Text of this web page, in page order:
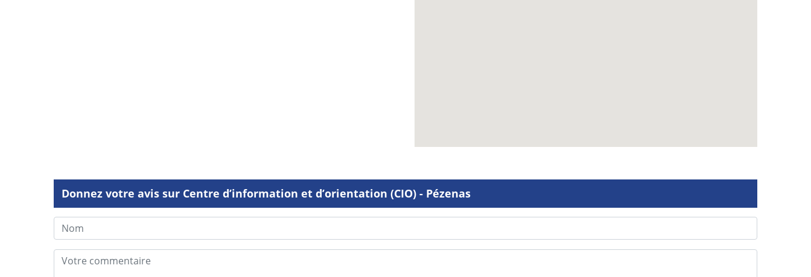
Donnez votre avis sur Centre d’information et d’orientation (CIO) - Pézenas